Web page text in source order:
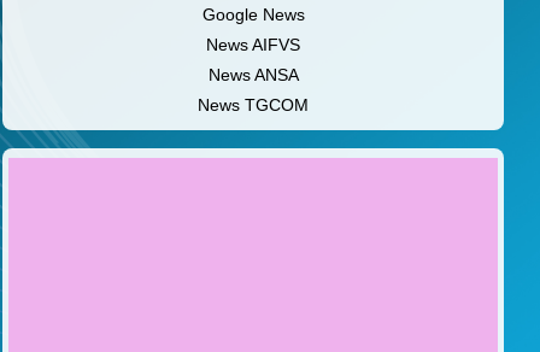
Google News
News AIFVS
News ANSA
News TGCOM